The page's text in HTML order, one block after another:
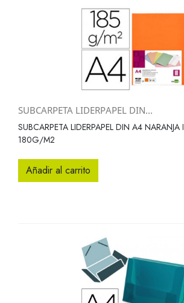
SUBCARPETA LIDERPAPEL DIN...
SUBCARPETA LIDERPAPEL DIN A4 NARANJA
180G/M2
Añadir al carrito